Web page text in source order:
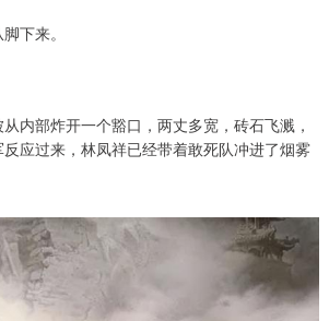
下来。
内部炸开一个豁口，两丈多宽，砖石飞溅，
应过来，林凤祥已经带着敢死队冲进了烟雾